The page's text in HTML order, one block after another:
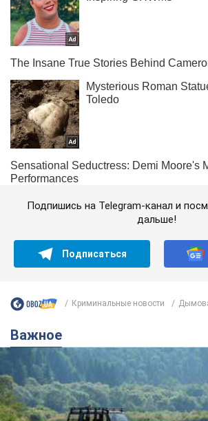
Подпишись на Telegram-канал и
дальше!
Подписаться
Криминальные новости
Важное